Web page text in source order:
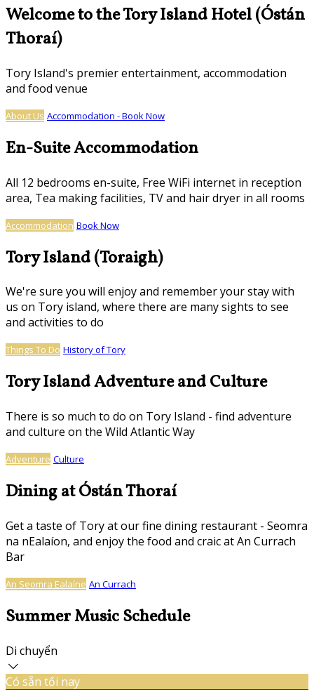
Welcome to the Tory Island Hotel (Óstán
Thoraí)
Tory Island's premier entertainment, accommodation
and food venue
About Us Accommodation - Book Now
En-Suite Accommodation
All 12 bedrooms en-suite, Free WiFi internet in reception
area, Tea making facilities, TV and hair dryer in all rooms
Accommodation Book Now
Tory Island (Toraigh)
We're sure you will enjoy and remember your stay with
us on Tory island, where there are many sights to see
and activities to do
Things To Do History of Tory
Tory Island Adventure and Culture
There is so much to do on Tory Island - find adventure
and culture on the Wild Atlantic Way
Adventure Culture
Dining at Óstán Thoraí
Get a taste of Tory at our fine dining restaurant - Seomra
na nEalaíon, and enjoy the food and craic at An Currach
Bar
An Seomra Ealaíne An Currach
Summer Music Schedule
Di chuyển
Có sẵn tối nay